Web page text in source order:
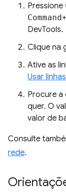
Pressione
Command+
DevTools.
Clique na
Ative as
Usar
Procure a
quer. O
valor de
Consulte
rede.